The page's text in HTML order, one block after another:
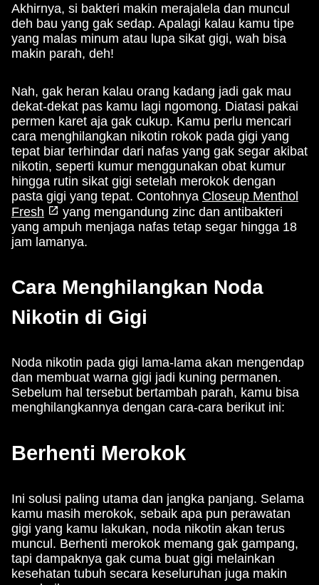
Akhirnya, si bakteri makin merajalela dan muncul
deh bau yang gak sedap. Apalagi kalau kamu tipe
yang malas minum atau lupa sikat gigi, wah bisa
makin parah, deh!
Nah, gak heran kalau orang kadang jadi gak mau
dekat-dekat pas kamu lagi ngomong. Diatasi pakai
permen karet aja gak cukup. Kamu perlu mencari
cara menghilangkan nikotin rokok pada gigi yang
tepat biar terhindar dari nafas yang gak segar akibat
nikotin, seperti kumur menggunakan obat kumur
hingga rutin sikat gigi setelah merokok dengan
pasta gigi yang tepat. Contohnya Closeup Menthol
Fresh
yang mengandung zinc dan antibakteri
yang ampuh menjaga nafas tetap segar hingga 18
jam lamanya.
Cara Menghilangkan Noda
Nikotin di Gigi
Noda nikotin pada gigi lama-lama akan mengendap
dan membuat warna gigi jadi kuning permanen.
Sebelum hal tersebut bertambah parah, kamu bisa
menghilangkannya dengan cara-cara berikut ini:
Berhenti Merokok
Ini solusi paling utama dan jangka panjang. Selama
kamu masih merokok, sebaik apa pun perawatan
gigi yang kamu lakukan, noda nikotin akan terus
muncul. Berhenti merokok memang gak gampang,
tapi dampaknya gak cuma buat gigi melainkan
kesehatan tubuh secara keseluruhan juga makin